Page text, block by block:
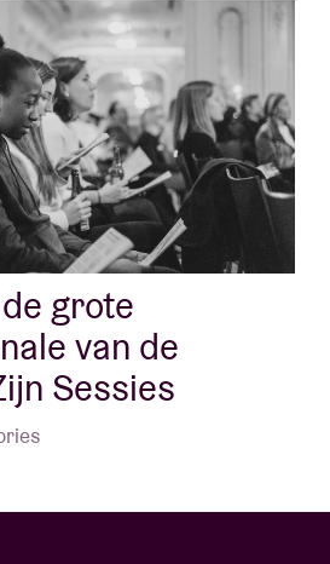
grote
van de
Sessies